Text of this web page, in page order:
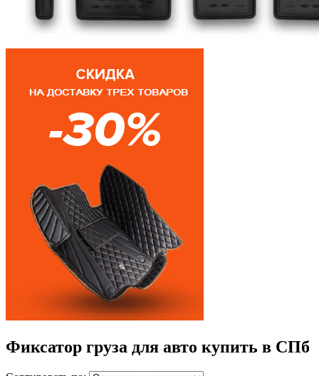
Фиксатор груза для авто купить в СПб